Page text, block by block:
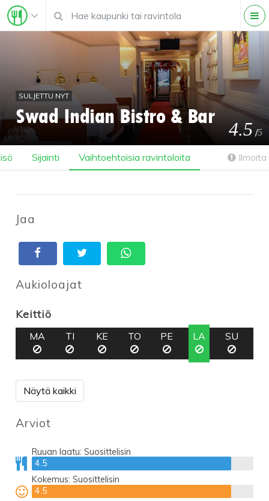
SULJETTU NYT
Swad Indian Bistro & Bar 4.5 /5
Sijainti Vaihtoehtoisia ravintoloita
Jaa
Aukioloajat
Keittiö
MA TI KE TO PE LA SU
Näytä kaikki
Arviot
Ruuan laatu:Suosittelisin
4.5
4.5
Kokemus:Suosittelisin
4.5
4.5